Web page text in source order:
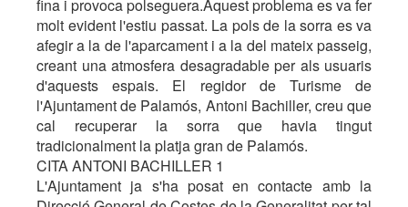
fina i provoca polseguera.Aquest problema es va fer
molt evident l'estiu passat. La pols de la sorra es va
afegir a la de l'aparcament i a la del mateix passeig,
creant una atmosfera desagradable per als usuaris
d'aquests espais. El regidor de Turisme de
l'Ajuntament de Palamós, Antoni Bachiller, creu que
cal recuperar la sorra que havia tingut
tradicionalment la platja gran de Palamós.
CITA ANTONI BACHILLER 1
L'Ajuntament ja s'ha posat en contacte amb la